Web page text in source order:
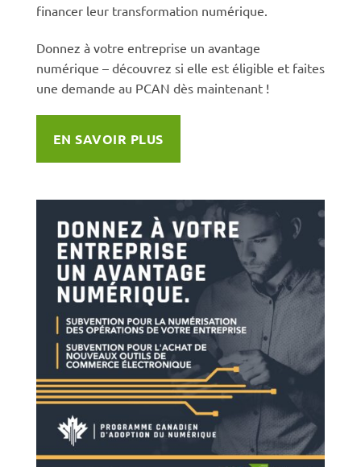
financer leur transformation numérique.
Donnez à votre entreprise un avantage
numérique – découvrez si elle est éligible et faites
une demande au PCAN dès maintenant !
EN SAVOIR PLUS